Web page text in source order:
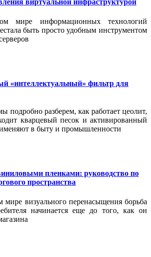
виртуальной инфраструктурой
мире информационных технологий
быть просто удобным инструментом
«интеллектуальный» фильтр для
подробно разберем, как работает цеолит,
кварцевый песок и активированный
в быту и промышленности
пленками: руководство по
пространства
мире визуального перенасыщения борьба
начинается еще до того, как он